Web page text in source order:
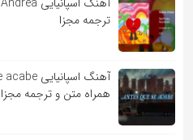
ترجمه مجزا
همراه متن و ترجمه مجزا